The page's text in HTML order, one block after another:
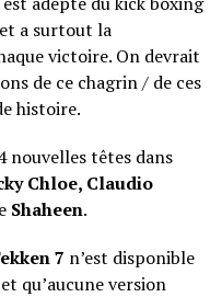
a surtout la
victoire. On devrait
de ce chagrin / de ces
histoire.
nouvelles têtes dans
Chloe, Claudio
Shaheen.
7 n’est disponible
qu’aucune version